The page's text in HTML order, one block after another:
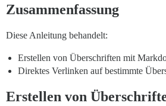
Zusammenfassung
Diese Anleitung behandelt:
Erstellen von Überschriften mit
Direktes Verlinken auf bestimmte
Erstellen von